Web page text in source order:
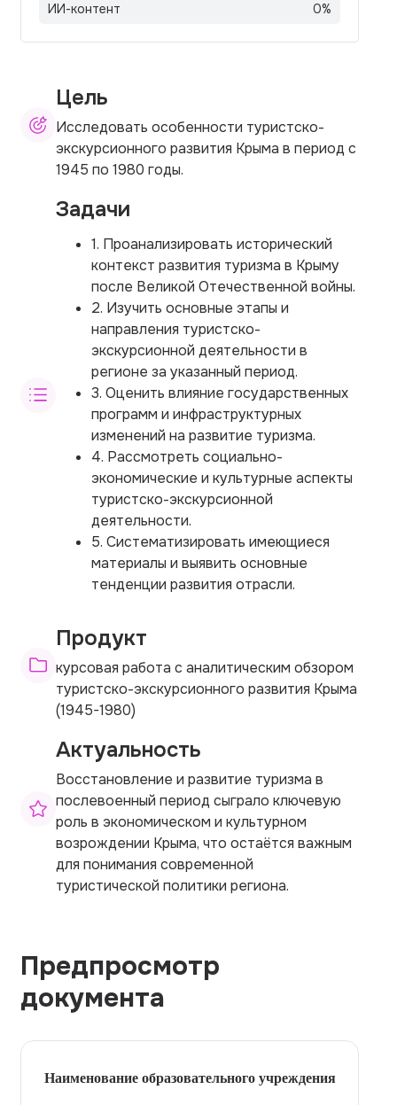
ИИ-контент
0%
Цель
Исследовать особенности туристско-
экскурсионного развития Крыма в период с
1945 по 1980 годы.
Задачи
1. Проанализировать исторический
контекст развития туризма в Крыму
после Великой Отечественной войны.
2. Изучить основные этапы и
направления туристско-
экскурсионной деятельности в
регионе за указанный период.
3. Оценить влияние государственных
программ и инфраструктурных
изменений на развитие туризма.
4. Рассмотреть социально-
экономические и культурные аспекты
туристско-экскурсионной
деятельности.
5. Систематизировать имеющиеся
материалы и выявить основные
тенденции развития отрасли.
Продукт
курсовая работа с аналитическим обзором
туристско-экскурсионного развития Крыма
(1945-1980)
Актуальность
Восстановление и развитие туризма в
послевоенный период сыграло ключевую
роль в экономическом и культурном
возрождении Крыма, что остаётся важным
для понимания современной
туристической политики региона.
Предпросмотр
документа
Наименование образовательного учреждения